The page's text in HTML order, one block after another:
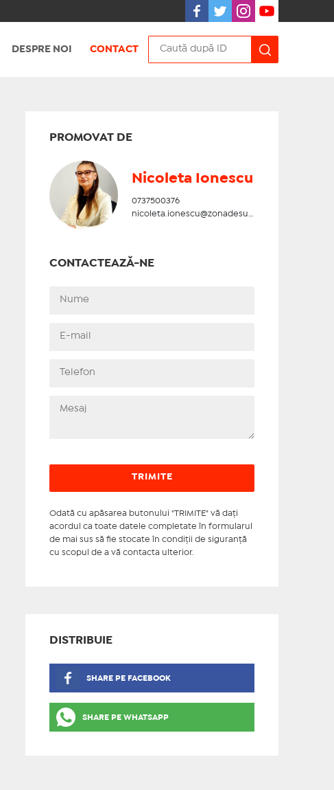
DESPRE NOI CONTACT
PROMOVAT DE
Nicoleta Ionescu
0737500376
CONTACTEAZĂ-NE
Odată cu apăsarea butonului "TRIMITE" vă daţi
acordul ca toate datele completate în formularul
de mai sus să fie stocate în condiţii de siguranţă
cu scopul de a vă contacta ulterior.
DISTRIBUIE
SHARE PE FACEBOOK
SHARE PE WHATSAPP